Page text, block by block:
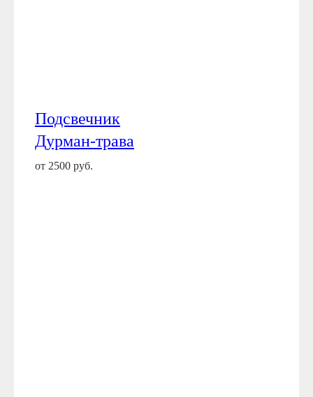
Подсвечник
Дурман-трава
от 2500 руб.